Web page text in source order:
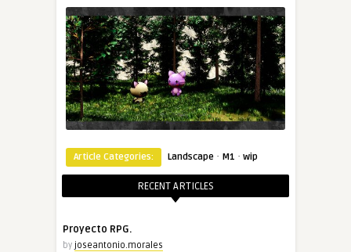
Article Categories: Landscape · M1 · wip
RECENT ARTICLES
Proyecto RPG.
by joseantonio.morales